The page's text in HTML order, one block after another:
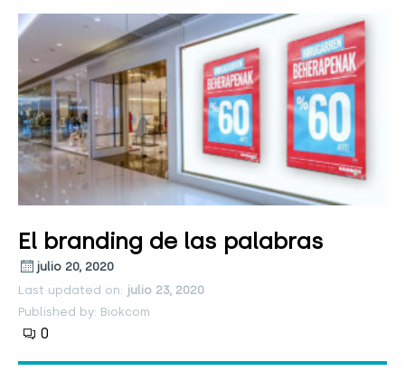
El branding de las palabras
julio 20, 2020
Last updated on: julio 23, 2020
Published by: Biokcom
0